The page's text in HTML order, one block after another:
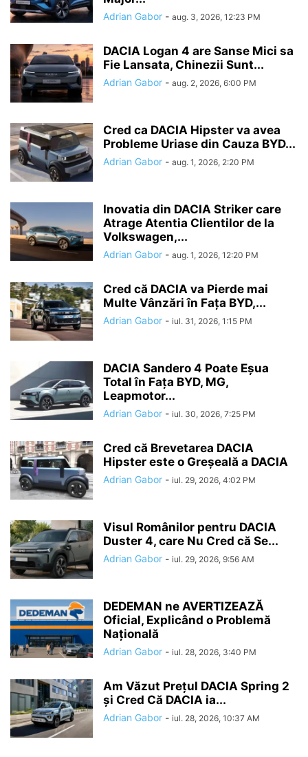
Adrian Gabor - aug. 3, 2026, 12:23 PM
DACIA Logan 4 are Sanse Mici sa
Fie Lansata, Chinezii Sunt...
Adrian Gabor - aug. 2, 2026, 6:00 PM
Cred ca DACIA Hipster va avea
Probleme Uriase din Cauza BYD...
Adrian Gabor - aug. 1, 2026, 2:20 PM
Inovatia din DACIA Striker care
Atrage Atentia Clientilor de la
Volkswagen,...
Adrian Gabor - aug. 1, 2026, 12:20 PM
Cred că DACIA va Pierde mai
Multe Vânzări în Fața BYD,...
Adrian Gabor - iul. 31, 2026, 1:15 PM
DACIA Sandero 4 Poate Eșua
Total în Fața BYD, MG,
Leapmotor...
Adrian Gabor - iul. 30, 2026, 7:25 PM
Cred că Brevetarea DACIA
Hipster este o Greșeală a DACIA
Adrian Gabor - iul. 29, 2026, 4:02 PM
Visul Românilor pentru DACIA
Duster 4, care Nu Cred că Se...
Adrian Gabor - iul. 29, 2026, 9:56 AM
DEDEMAN ne AVERTIZEAZĂ
Oficial, Explicând o Problemă
Națională
Adrian Gabor - iul. 28, 2026, 3:40 PM
Am Văzut Prețul DACIA Spring 2
și Cred Că DACIA ia...
Adrian Gabor - iul. 28, 2026, 10:37 AM